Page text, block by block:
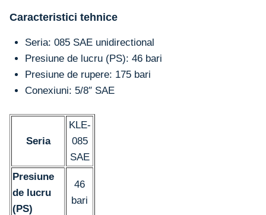
Caracteristici tehnice
Seria: 085 SAE unidirectional
Presiune de lucru (PS): 46 bari
Presiune de rupere: 175 bari
Conexiuni: 5/8″ SAE
Seria
KLE-
085
SAE
Presiune
de lucru
(PS)
46
bari